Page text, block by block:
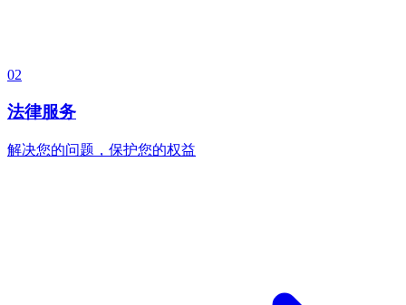
02
法律服务
解决您的问题，保护您的权益